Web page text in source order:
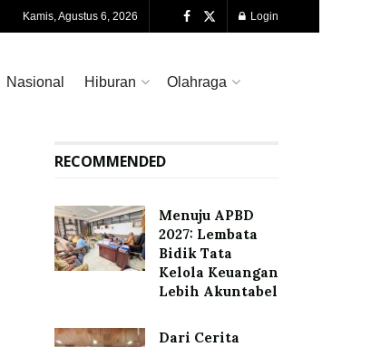
Kamis, Agustus 6, 2026 Login
Nasional Hiburan Olahraga
RECOMMENDED
Menuju APBD
2027: Lembata
Bidik Tata
Kelola Keuangan
Lebih Akuntabel
Dari Cerita